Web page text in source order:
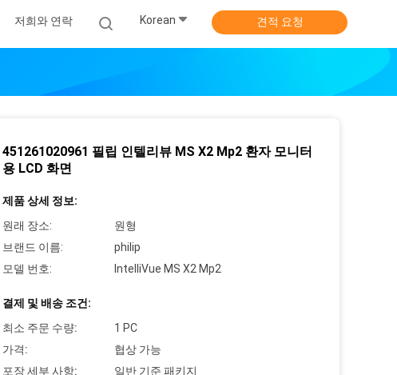
저희와 연락 Korean 견적 요청
451261020961 필립 인텔리뷰 MS X2 Mp2 환자 모니터
용 LCD 화면
제품 상세 정보:
원래 장소:
원형
브랜드 이름:
philip
모델 번호:
IntelliVue MS X2 Mp2
결제 및 배송 조건:
최소 주문 수량:
1 PC
가격:
협상 가능
포장 세부 사항:
일반 기준 패키지